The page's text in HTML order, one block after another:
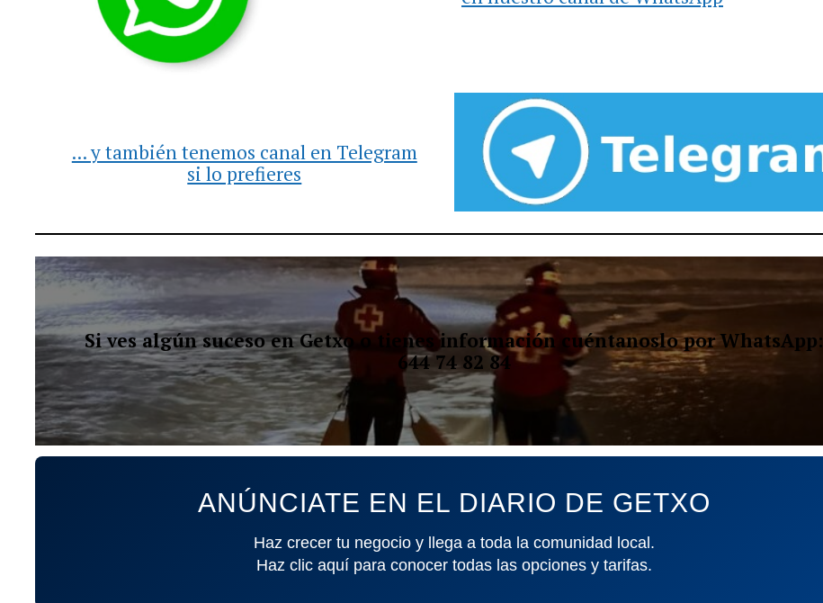
... y también tenemos canal en Telegram
si lo prefieres
Si ves algún suceso en Getxo o tienes información cuéntanoslo por WhatsApp:
644 74 82 84
ANÚNCIATE EN EL DIARIO DE GETXO
Haz crecer tu negocio y llega a toda la comunidad local.
Haz clic aquí para conocer todas las opciones y tarifas.